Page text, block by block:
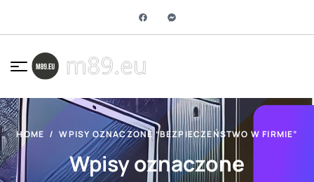
HOME WPISY OZNACZONE “BEZPIECZEŃSTWO W FIRMIE”
Wpisy oznaczone